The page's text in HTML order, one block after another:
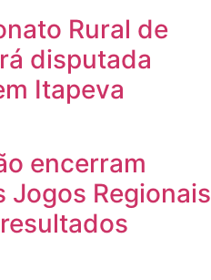
Rural de
disputada
Itapeva
encerram
Regionais